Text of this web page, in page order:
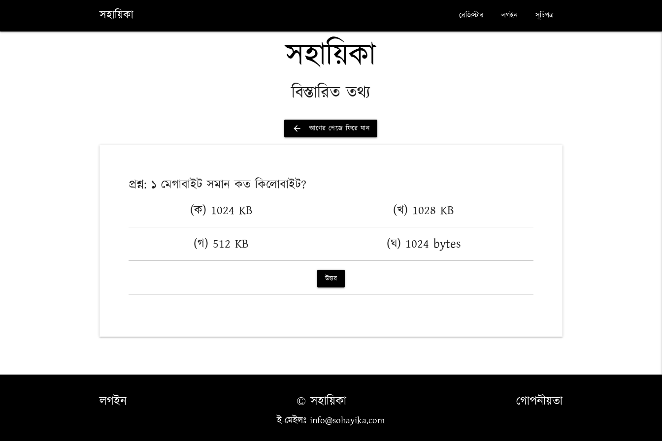
সহায়িকা সূচিপত্র
লগইন
রেজিস্টার
সহায়িকা
বিস্তারিত তথ্য
arrow_back আগের পেজে ফিরে যান
প্রশ্ন: ১ মেগাবাইট সমান কত কিলোবাইট?
(ক) 1024 KB
(খ) 1028 KB
(গ) 512 KB
(ঘ) 1024 bytes
উত্তর
লগইন গোপনীয়তা
© সহায়িকা
ই-মেইলঃ info@sohayika.com